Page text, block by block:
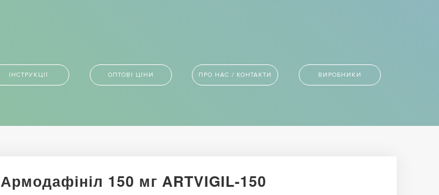
ІНСТРУКЦІЇ ОПТОВІ ЦІНИ ПРО НАС / КОНТАКТИ ВИРОБНИКИ
Армодафініл 150 мг ARTVIGIL-150